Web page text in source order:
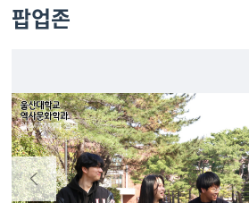
팝업존